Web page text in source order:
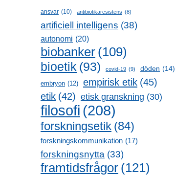
ansvar (10) antibiotikaresistens (8)
artificiell intelligens (38)
autonomi (20)
biobanker (109)
bioetik (93) covid-19 (9) döden (14)
embryon (12) empirisk etik (45)
etik (42) etisk granskning (30)
filosofi (208)
forskningsetik (84)
forskningskommunikation (17)
forskningsnytta (33)
framtidsfrågor (121)